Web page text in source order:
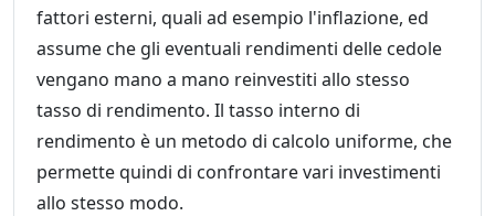
fattori esterni, quali ad esempio l'inflazione, ed
assume che gli eventuali rendimenti delle cedole
vengano mano a mano reinvestiti allo stesso
tasso di rendimento. Il tasso interno di
rendimento è un metodo di calcolo uniforme, che
permette quindi di confrontare vari investimenti
allo stesso modo.